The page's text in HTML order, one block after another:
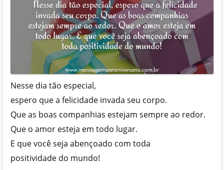
Nesse dia tão especial,
espero que a felicidade invada seu corpo.
Que as boas companhias estejam sempre ao redor.
Que o amor esteja em todo lugar.
E que você seja abençoado com toda
positividade do mundo!